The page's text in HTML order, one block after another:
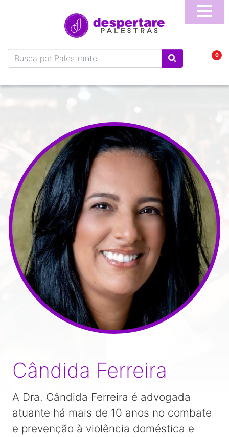
Sobre
Conosco
Temas
Palestrantes
Programa
Online
Orçamento
0
Cândida Ferreira
A Dra. Cândida Ferreira é advogada
atuante há mais de 10 anos no combate
e prevenção à violência doméstica e